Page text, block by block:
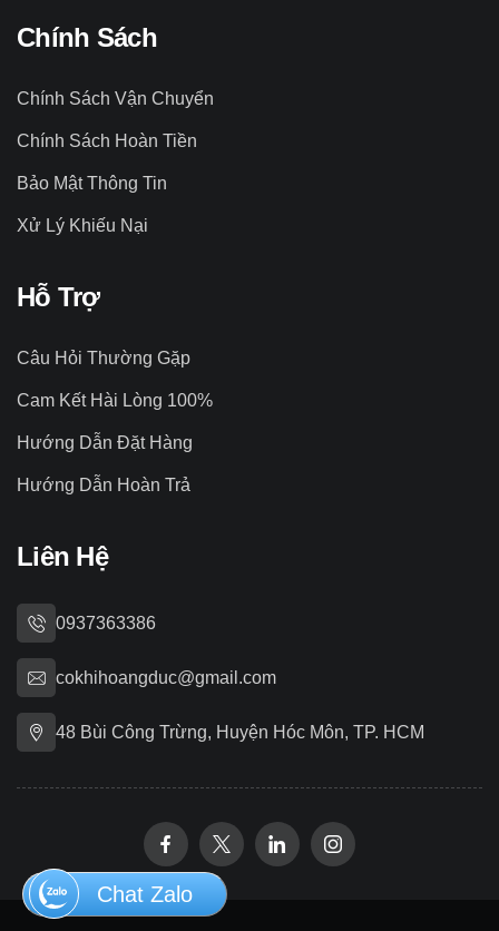
Chính Sách
Chính Sách Vận Chuyển
Chính Sách Hoàn Tiền
Bảo Mật Thông Tin
Xử Lý Khiếu Nại
Hỗ Trợ
Câu Hỏi Thường Gặp
Cam Kết Hài Lòng 100%
Hướng Dẫn Đặt Hàng
Hướng Dẫn Hoàn Trả
Liên Hệ
0937363386
cokhihoangduc@gmail.com
48 Bùi Công Trừng, Huyện Hóc Môn, TP. HCM
Chat Zalo